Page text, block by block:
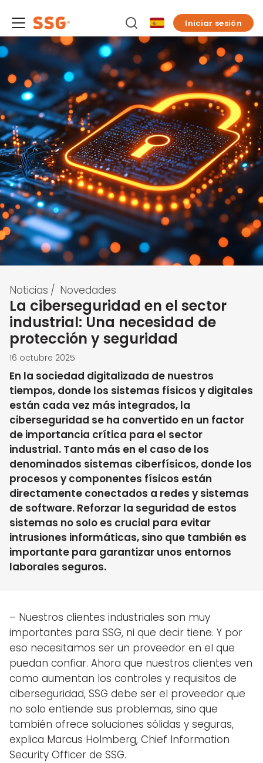
Iniciar sesión
Noticias / Novedades
La ciberseguridad en el sector
industrial: Una necesidad de
protección y seguridad
16 octubre 2025
En la sociedad digitalizada de nuestros
tiempos, donde los sistemas físicos y digitales
están cada vez más integrados, la
ciberseguridad se ha convertido en un factor
de importancia crítica para el sector
industrial. Tanto más en el caso de los
denominados sistemas ciberfísicos, donde los
procesos y componentes físicos están
directamente conectados a redes y sistemas
de software. Reforzar la seguridad de estos
sistemas no solo es crucial para evitar
intrusiones informáticas, sino que también es
importante para garantizar unos entornos
laborales seguros.
– Nuestros clientes industriales son muy
importantes para SSG, ni que decir tiene. Y por
eso necesitamos ser un proveedor en el que
puedan confiar. Ahora que nuestros clientes ven
como aumentan los controles y requisitos de
ciberseguridad, SSG debe ser el proveedor que
no solo entiende sus problemas, sino que
también ofrece soluciones sólidas y seguras,
explica Marcus Holmberg, Chief Information
Security Officer de SSG.